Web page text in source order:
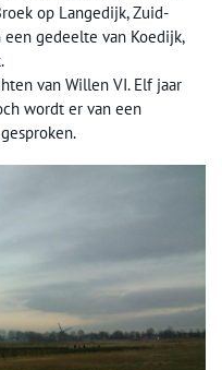
op Langedijk, Zuid-
gedeelte van Koedijk,
van Willen VI. Elf jaar
wordt er van een